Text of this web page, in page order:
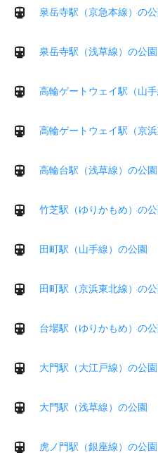
泉岳寺駅（京急本線）の公
泉岳寺駅（浅草線）の公園
高輪ゲートウェイ駅（山
高輪ゲートウェイ駅（京
高輪台駅（浅草線）の公園
竹芝駅（ゆりかもめ）の公
田町駅（山手線）の公園
田町駅（京浜東北線）の公
台場駅（ゆりかもめ）の公
大門駅（大江戸線）の公園
大門駅（浅草線）の公園
虎ノ門駅（銀座線）の公園